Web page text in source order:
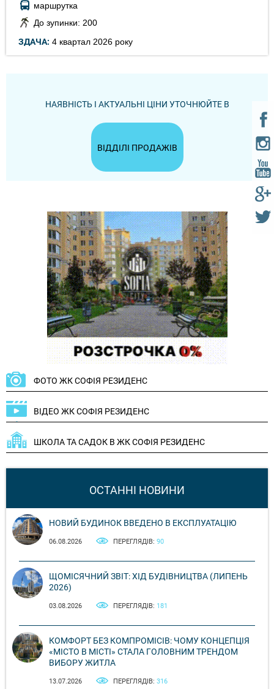
маршрутка
До зупинки: 200
ЗДАЧА: 4 квартал 2026 року
НАЯВНІСТЬ І АКТУАЛЬНІ ЦІНИ УТОЧНЮЙТЕ В
ВІДДІЛІ ПРОДАЖІВ
ФОТО ЖК СОФІЯ РЕЗИДЕНС
ВІДЕО ЖК СОФІЯ РЕЗИДЕНС
ШКОЛА ТА САДОК В ЖК СОФІЯ РЕЗИДЕНС
ОСТАННІ НОВИНИ
НОВИЙ БУДИНОК ВВЕДЕНО В ЕКСПЛУАТАЦІЮ
06.08.2026 ПЕРЕГЛЯДІВ: 90
ЩОМІСЯЧНИЙ ЗВІТ: ХІД БУДІВНИЦТВА (ЛИПЕНЬ
2026)
03.08.2026 ПЕРЕГЛЯДІВ: 181
КОМФОРТ БЕЗ КОМПРОМІСІВ: ЧОМУ КОНЦЕПЦІЯ
«МІСТО В МІСТІ» СТАЛА ГОЛОВНИМ ТРЕНДОМ
ВИБОРУ ЖИТЛА
13.07.2026 ПЕРЕГЛЯДІВ: 316